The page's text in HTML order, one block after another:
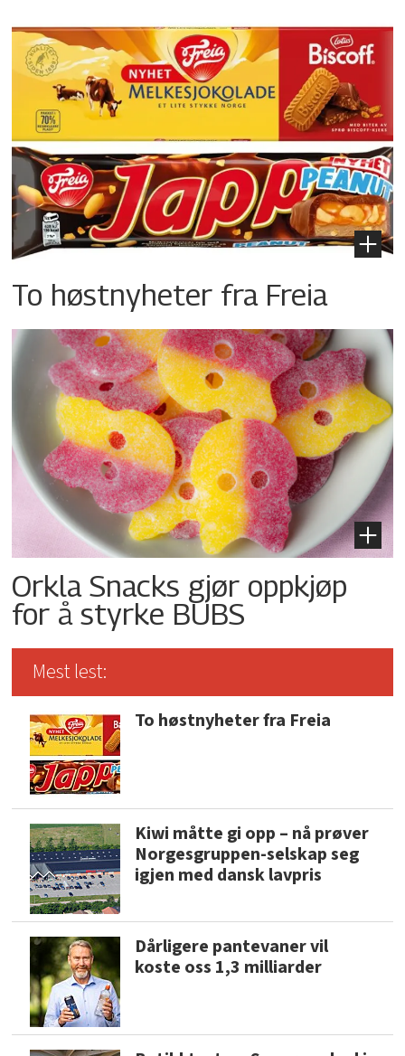
To høstnyheter fra Freia
Orkla Snacks gjør oppkjøp
for å styrke BUBS
Mest lest:
To høstnyheter fra Freia
Kiwi måtte gi opp – nå prøver
Norgesgruppen-selskap seg
igjen med dansk lavpris
Dårligere pantevaner vil
koste oss 1,3 milliarder